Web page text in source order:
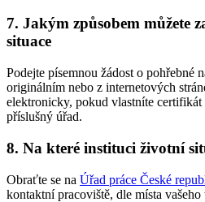
7. Jakým způsobem můžete
situace
Podejte písemnou žádost o pohřebné
originálním nebo z internetových
elektronicky, pokud vlastníte
příslušný úřad.
8. Na které instituci životní
Obraťte se na Úřad práce České
kontaktní pracoviště, dle místa